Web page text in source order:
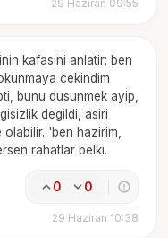
29 Haziran 09:55
kafasini anlatir: ben
cekindim
bunu dusunmek ayip,
degildi, asiri
'ben hazirim,
rahatlar belki.
0 0
29 Haziran 10:38